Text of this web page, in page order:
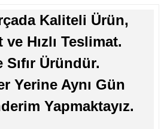
Kaliteli Ürün,
Hızlı Teslimat.
Sıfır Üründür.
Yerine Aynı Gün
Yapmaktayız.